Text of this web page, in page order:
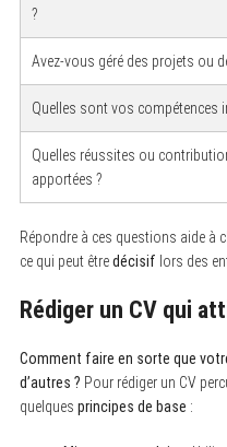
?
Avez-vous géré des projets ou
Quelles sont vos compétences
Quelles réussites ou
apportées ?
Répondre à ces questions aide à
ce qui peut êtredécisif lors des
Rédiger un CV qui
Comment faire en sorte que
d’autres ? Pour rédiger un CV
quelques principes de base :